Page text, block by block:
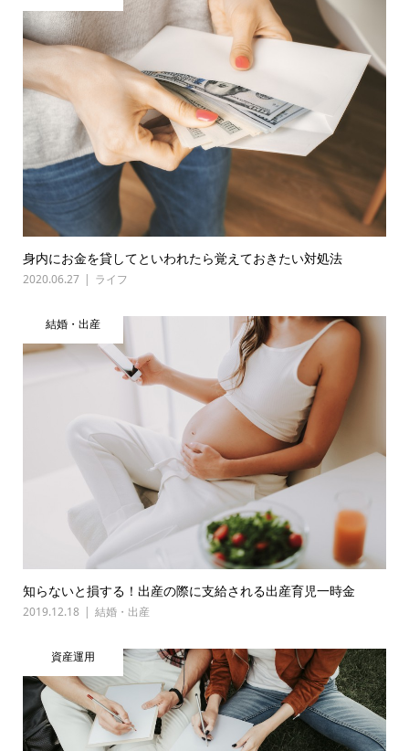
身内にお金を貸してといわれたら覚えておきたい対処法
2020.06.27 ライフ
結婚・出産
知らないと損する！出産の際に支給される出産育児一時金
2019.12.18 結婚・出産
資産運用